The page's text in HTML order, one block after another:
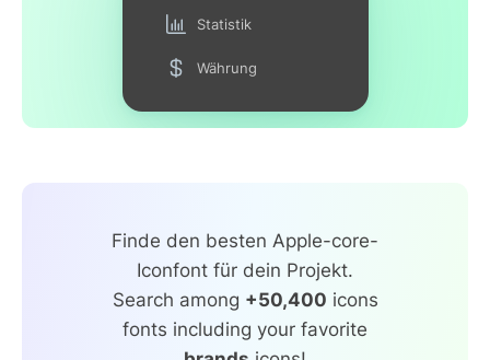
Statistik
Währung
Finde den besten Apple-core-
Iconfont für dein Projekt.
Search among +50,400 icons
fonts including your favorite